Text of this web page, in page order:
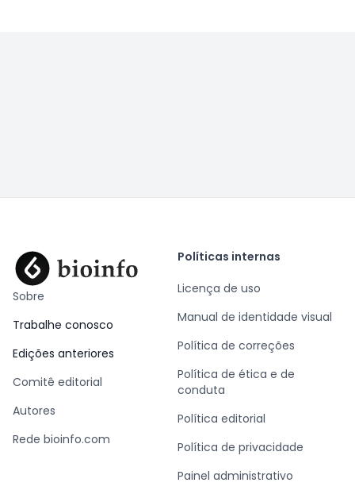
Sobre
Trabalhe conosco
Edições anteriores
Comitê editorial
Autores
Rede bioinfo.com
Políticas internas
Licença de uso
Manual de identidade visual
Política de correções
Política de ética e de
conduta
Política editorial
Política de privacidade
Painel administrativo